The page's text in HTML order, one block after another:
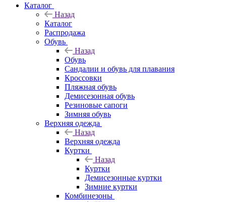
Каталог
Назад
Каталог
Распродажа
Обувь
Назад
Обувь
Сандалии и обувь для плавания
Кроссовки
Пляжная обувь
Демисезонная обувь
Резиновые сапоги
Зимняя обувь
Верхняя одежда
Назад
Верхняя одежда
Куртки
Назад
Куртки
Демисезонные куртки
Зимние куртки
Комбинезоны